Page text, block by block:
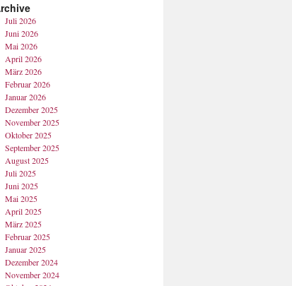
Juli 2026
Juni 2026
Mai 2026
April 2026
März 2026
Februar 2026
Januar 2026
Dezember 2025
November 2025
Oktober 2025
September 2025
August 2025
Juli 2025
Juni 2025
Mai 2025
April 2025
März 2025
Februar 2025
Januar 2025
Dezember 2024
November 2024